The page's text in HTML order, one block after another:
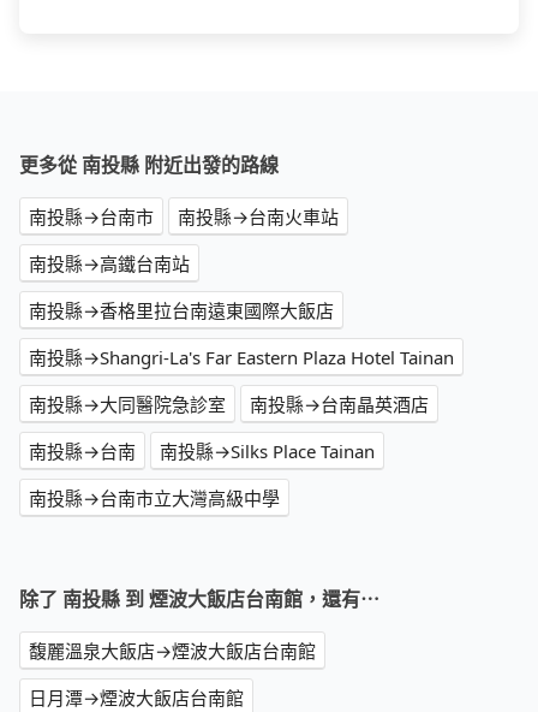
更多從 南投縣 附近出發的路線
南投縣→台南市
南投縣→台南火車站
南投縣→高鐵台南站
南投縣→香格里拉台南遠東國際大飯店
南投縣→Shangri-La's Far Eastern Plaza Hotel Tainan
南投縣→大同醫院急診室
南投縣→台南晶英酒店
南投縣→台南
南投縣→Silks Place Tainan
南投縣→台南市立大灣高級中學
除了 南投縣 到 煙波大飯店台南館，還有⋯
馥麗溫泉大飯店→煙波大飯店台南館
日月潭→煙波大飯店台南館